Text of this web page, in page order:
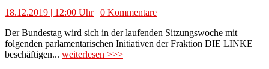
18.12.2019 | 12:00 Uhr| 0 Kommentare
Der Bundestag wird sich in der laufenden Sitzungswoche mit
folgenden parlamentarischen Initiativen der Fraktion DIE LINKE
beschäftigen... weiterlesen >>>